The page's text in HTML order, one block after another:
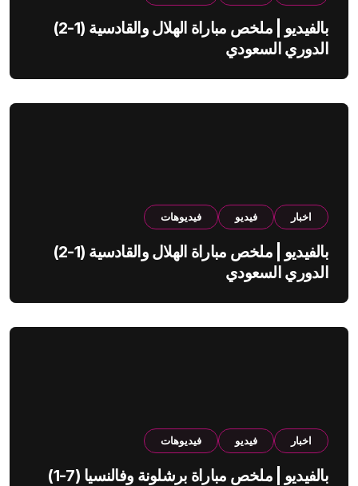
بالفيديو | ملخص مباراة الهلال والقادسية (1-2)
الدوري السعودي
اخبار فيديو فيديوهات
بالفيديو | ملخص مباراة الهلال والقادسية (1-2)
الدوري السعودي
اخبار فيديو فيديوهات
بالفيديو | ملخص مباراة برشلونة وفالنسيا (7-1)